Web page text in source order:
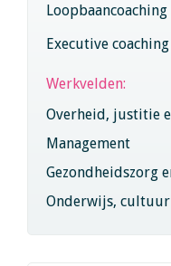
Loopbaancoaching
Executive coaching
Werkvelden:
Overheid, justitie
Management
Gezondheidszorg
Onderwijs, cultuur